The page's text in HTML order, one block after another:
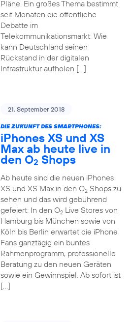
Pläne. Ein großes Thema bestimmt
seit Monaten die öffentliche
Debatte im
Telekommunikationsmarkt: Wie
kann Deutschland seinen
Rückstand in der digitalen
Infrastruktur aufholen […]
21. September 2018
DIE ZUKUNFT DES SMARTPHONES:
iPhones XS und XS
Max ab heute live in
den O2 Shops
Ab heute sind die neuen iPhones
XS und XS Max in den O2Shops zu
sehen und das wird gebührend
gefeiert: In den O2Live Stores von
Hamburg bis München sowie von
Köln bis Berlin erwartet die iPhone
Fans ganztägig ein buntes
Rahmenprogramm, professionelle
Beratung zu den neuen Geräten
sowie ein Gewinnspiel. Ab sofort ist
[…]